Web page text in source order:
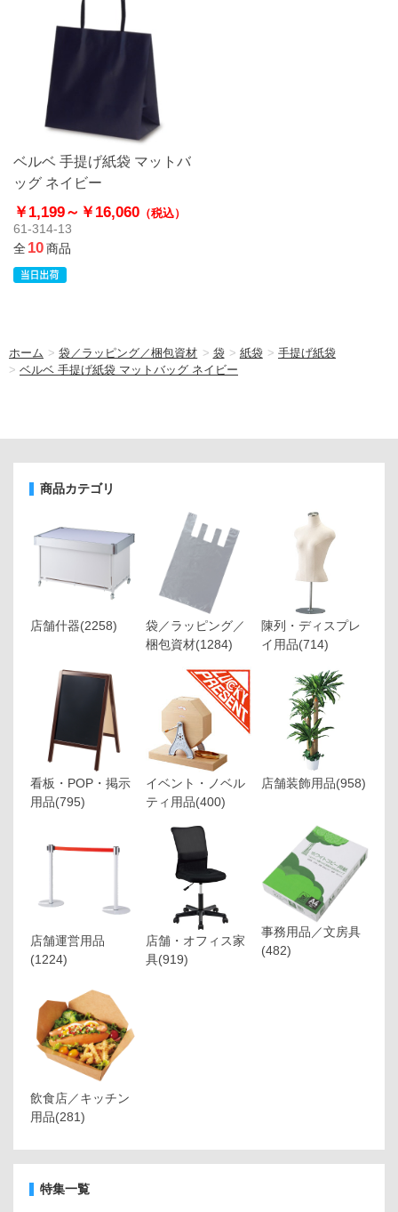
ベルベ 手提げ紙袋 マットバ
ッグ ネイビー
￥1,199～ ￥16,060 （税込）
61-314-13
全10商品
ホーム >袋／ラッピング／梱包資材 > 袋 > 紙袋 > 手提げ紙袋
> ベルベ 手提げ紙袋 マットバッグ ネイビー
商品カテゴリ
店舗什器(2258)
袋／ラッピング／
梱包資材(1284)
陳列・ディスプレ
イ用品(714)
看板・POP・掲示
用品(795)
イベント・ノベル
ティ用品(400)
店舗装飾用品(958)
店舗運営用品
(1224)
店舗・オフィス家
具(919)
事務用品／文房具
(482)
飲食店／キッチン
用品(281)
特集一覧